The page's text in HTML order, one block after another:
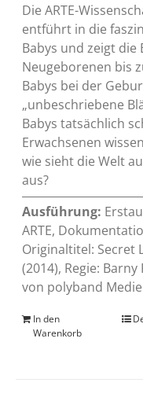
Die ARTE-
entführt in die
Babys und zeigt die
Neugeborenen bis
Babys bei der
„unbeschriebene
Babys tatsächlich
Erwachsenen
wie sieht die Welt
aus?
Ausführung:
ARTE,
Originaltitel: Secret
(2014), Regie:
von polyband
In den
Warenkorb